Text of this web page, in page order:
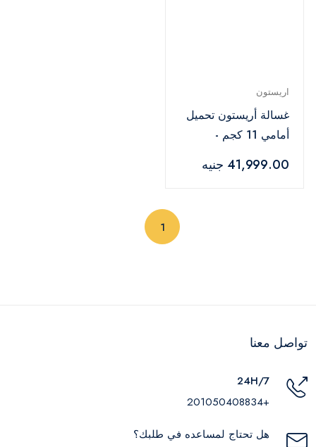
اريستون
غسالة أريستون تحميل
أمامي 11 كجم -
EX
41,999.00 جنيه
1
تواصل معنا
24H/7
+201050408834
هل تحتاج لمساعده في طلبك؟